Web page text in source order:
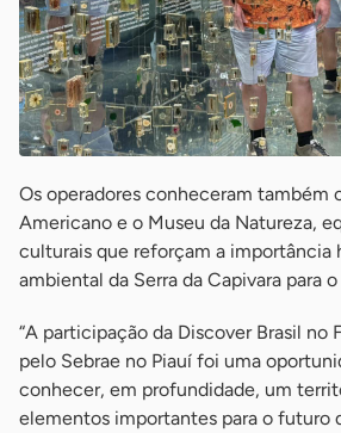
Os operadores conheceram também
Americano e o Museu da Natureza,
culturais que reforçam a
ambiental da Serra da Capivara para
“A participação da Discover Brasil no
pelo Sebrae no Piauí foi uma
conhecer, em profundidade, um
elementos importantes para o futuro